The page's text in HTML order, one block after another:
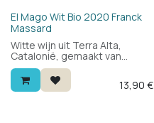
zeevruchten en salades.
Bio
El Mago Wit Bio 2020 Franck
Massard
Witte wijn uit Terra Alta,
Catalonië, gemaakt van
biologische Garnacha Blanca.
Fris en rond met wit fruit, een
minerale toets en een lichte
13,90 €